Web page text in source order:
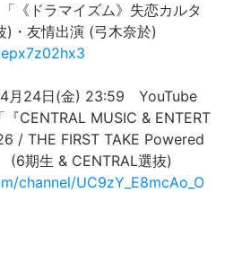
《ドラマイズム》失恋カルタ
・友情出演 (弓木奈於)
月24日(金) 23:59 YouTube
CENTRAL MUSIC & ENTERT
/ THE FIRST TAKE Powered
期生 & CENTRAL選抜)
channel/UC9zY_E8mcAo_O